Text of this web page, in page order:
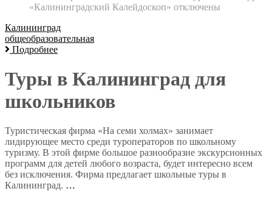
«Калининградский Калейдоскоп» отключены
Калининград
общеобразовательная
Подробнее
Туры в Калининград для
школьников
Туристическая фирма «На семи холмах» занимает
лидирующее место среди туроператоров по школьному
туризму. В этой фирме большое разнообразие экскурсионных
программ для детей любого возраста, будет интересно всем
без исключения. Фирма предлагает школьные туры в
Калининград. …